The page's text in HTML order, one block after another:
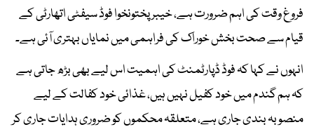
فروغ وقت کی اہم ضرورت ہے، خیبر پختونخوا فوڈ سیفٹی اتھارٹی کے
قیام سے صحت بخش خوراک کی فراہمی میں نمایاں بہتری آئی ہے۔
انہوں نے کہا کہ فوڈ ڈپارٹمنٹ کی اہمیت اس لیے بھی بڑھ جاتی ہے
کہ ہم گندم میں خود کفیل نہیں ہیں، غذائی خود کفالت کے لیے
منصوبہ بندی جاری ہے، متعلقہ محکموں کو ضروری ہدایات جاری کر